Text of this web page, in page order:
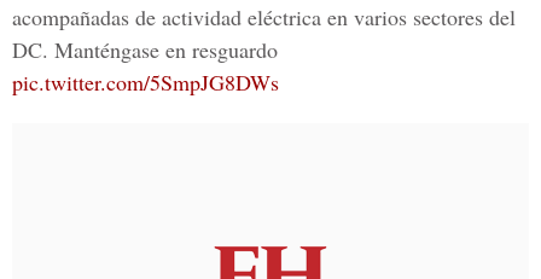
acompañadas de actividad eléctrica en varios sectores del
DC. Manténgase en resguardo
pic.twitter.com/5SmpJG8DWs